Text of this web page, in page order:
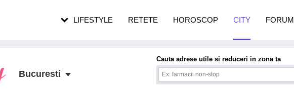
Bucuresti
Cauta adrese utile si reduceri in zona ta
LIFESTYLE RETETE HOROSCOP CITY FORUM